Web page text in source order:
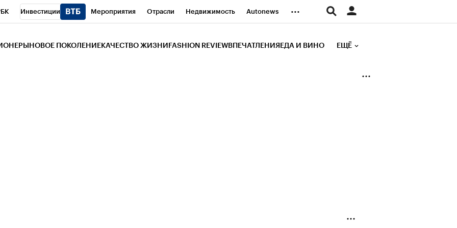
Инвестиции Мероприятия Отрасли Недвижимость Autonews ...
НОВОЕ ПОКОЛЕНИЕ КАЧЕСТВО ЖИЗНИ FASHION REVIEW ВПЕЧАТЛЕНИЯ ЕДА И ВИНО ЕЩЁ